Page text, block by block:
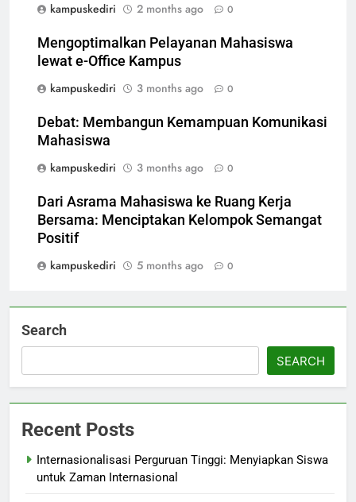
kampuskediri
2 months ago 0
Mengoptimalkan Pelayanan Mahasiswa
lewat e-Office Kampus
kampuskediri
3 months ago 0
Debat: Membangun Kemampuan Komunikasi
Mahasiswa
kampuskediri
3 months ago 0
Dari Asrama Mahasiswa ke Ruang Kerja
Bersama: Menciptakan Kelompok Semangat
Positif
kampuskediri
5 months ago 0
Search
SEARCH
Recent Posts
Internasionalisasi Perguruan Tinggi: Menyiapkan Siswa
untuk Zaman Internasional